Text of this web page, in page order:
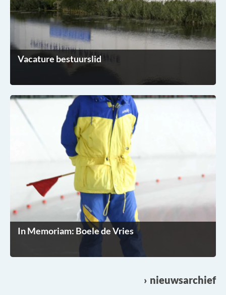
Vacature bestuurslid
In Memoriam: Boele de Vries
nieuwsarchief